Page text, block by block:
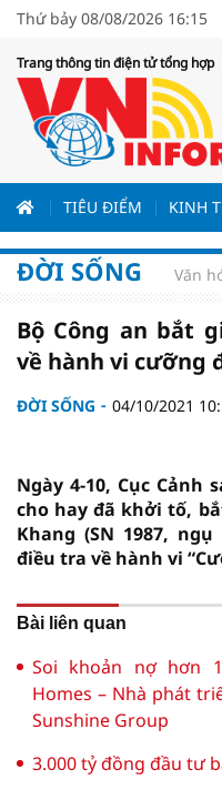
Thứ bảy 08/08/2026 16:15
Trang thông tin điện tử tổng hợp
TIÊU ĐIỂM KINH
ĐỜI SỐNG Văn
Bộ Công an bắt
về hành vi cưỡng
ĐỜI SỐNG 04/10/2021
Ngày 4-10, Cục Cảnh
cho hay đã khởi tố,
Khang (SN 1987,
điều tra về hành vi
Bài liên quan
Soi khoản nợ hơn
Homes – Nhà phát
Sunshine Group
3.000 tỷ đồng đầu tư